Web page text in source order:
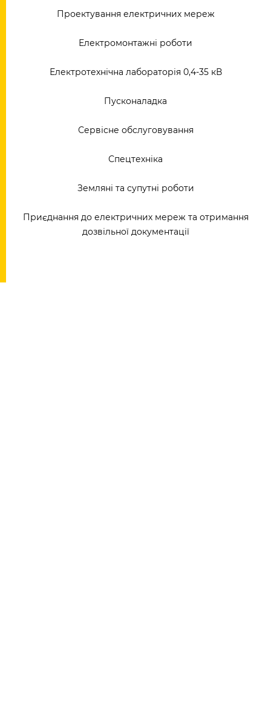
Проектування електричних мереж
Електромонтажні роботи
Електротехнічна лабораторія 0,4-35 кВ
Пусконаладка
Сервісне обслуговування
Спецтехніка
Земляні та супутні роботи
Приєднання до електричних мереж та отримання
дозвільної документації